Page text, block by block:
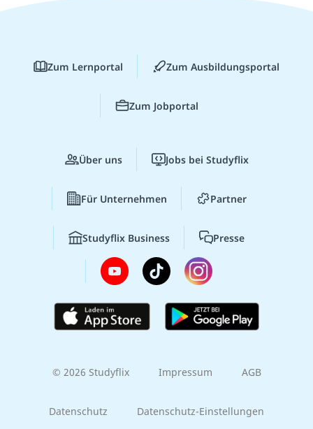
Zum Lernportal Zum Ausbildungsportal
Zum Jobportal
Über uns Jobs bei Studyflix
Für Unternehmen Partner
Studyflix Business Presse
© 2026 Studyflix Impressum AGB
Datenschutz Datenschutz-Einstellungen